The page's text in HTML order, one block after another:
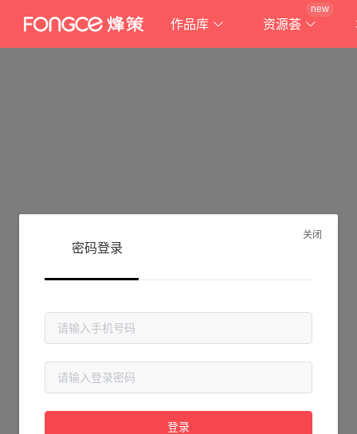
作品库 资源荟
new
抱歉!
请检查您输入的网址是否正确，或点击下面的按钮返回首页。
关闭
密码登录
登录